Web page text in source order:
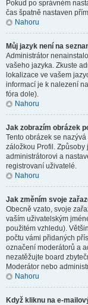
Pokud po správném
čas špatně nastaven
Nahoru
Můj jazyk není na
Administrátor
vašeho jazyka. Zkuste
lokalizace ve vašem
informací je k nalezení
fóra dole).
Nahoru
Jak zobrazím obrázek
Tento obrázek se
záložkou Profil. Způsoby
administrátorovi a
registrovaní uživatelé.
Nahoru
Jak změním svoje
Obecně vzato, svoje
vaším uživatelským
použitém vzhledu).
počtu vámi přidaných
označení moderátorů a
nezatěžujte board
Moderátor nebo
Nahoru
Když kliknu na e-